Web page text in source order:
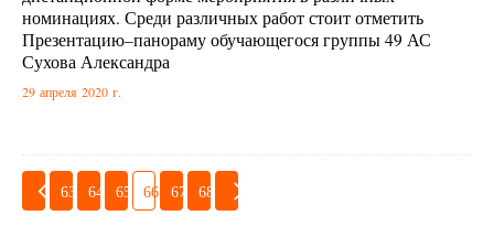
номинациях. Среди различных работ стоит отметить
Презентацию–панораму обучающегося группы 49 АС
Сухова Александра
29 апреля 2020 г.
63 64 65 66 67 68